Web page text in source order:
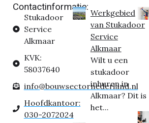
Contactinformatie:
Stukadoor
Service
Alkmaar
KVK:
58037640
info@bouwsectornederland.nl
Hoofdkantoor:
030-2072024
Werkgebied
van Stukadoor
Service
Alkmaar
Wilt u een
stukadoor
inhuren in
Alkmaar? Dit is
het...